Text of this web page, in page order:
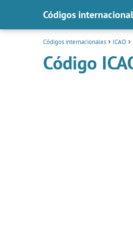
Códigos
Códigos internacionales ICAO
Código